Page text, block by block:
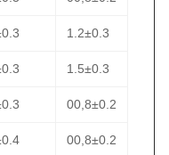
1.2±0.3
1.5±0.3
00,8±0.2
00,8±0.2